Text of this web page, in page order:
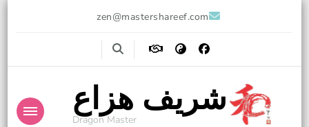
zen@mastershareef.com
شريف هزاع
Dragon Master